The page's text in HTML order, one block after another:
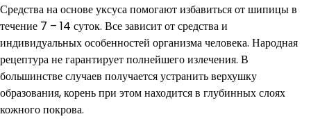
Средства на основе уксуса помогают избавиться от шипицы в
течение 7 – 14 суток. Все зависит от средства и
индивидуальных особенностей организма человека. Народная
рецептура не гарантирует полнейшего излечения. В
большинстве случаев получается устранить верхушку
образования, корень при этом находится в глубинных слоях
кожного покрова.